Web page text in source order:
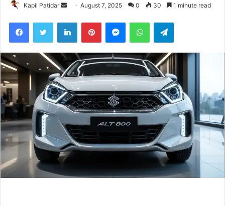
Kapil Patidar
Send August 7, 2025 0 30 1 minute read
FacebookTwitter LinkedInPinterestMessengerWhatsAppTelegram